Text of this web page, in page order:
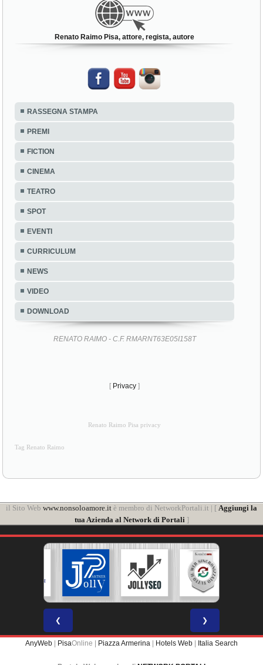
Renato Raimo Pisa, attore, regista, autore
RASSEGNA STAMPA
PREMI
FICTION
CINEMA
TEATRO
SPOT
EVENTI
CURRICULUM
NEWS
VIDEO
DOWNLOAD
RENATO RAIMO - C.F. RMARNT63E05I158T
[ Privacy ]
Renato Raimo Pisa privacy
Tag Renato Raimo
il Sito Web www.nonsoloamore.it è membro di NetworkPortali.it | [ Aggiungi la
tua Azienda al Network di Portali]
❮ ❯
AnyWeb PisaOnline | Piazza Armerina Hotels Web Italia Search